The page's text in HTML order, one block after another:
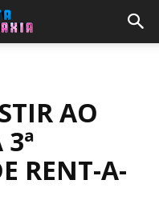
AO
RENT-A-